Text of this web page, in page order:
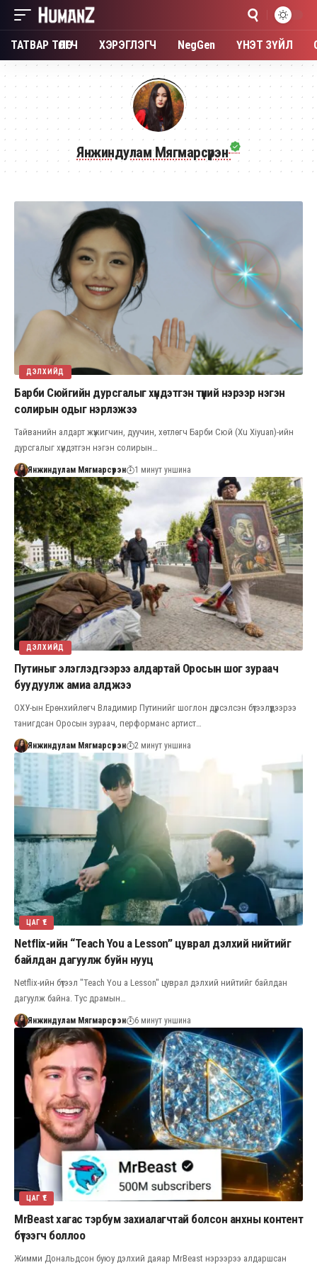
ТАТВАР ТӨЛӨГЧ ХЭРЭГЛЭГЧ NegGen ҮНЭТ ЗҮЙЛ
Янжиндулам Мягмарсүрэн
ДЭЛХИЙД
Барби Сюйгийн дурсгалыг хүндэтгэн түүний нэрээр нэгэн
солирын одыг нэрлэжээ
Тайванийн алдарт жүжигчин, дуучин, хөтлөгч Барби Сюй (Xu Xiyuan)-ийн
дурсгалыг хүндэтгэн нэгэн солирын…
Янжиндулам Мягмарсүрэн 1 минут уншина
ДЭЛХИЙД
Путиныг элэглэдгээрээ алдартай Оросын шог зураач
буудуулж амиа алджээ
ОХУ-ын Ерөнхийлөгч Владимир Путинийг шоглон дүрсэлсэн бүтээлүүдээрээ
танигдсан Оросын зураач, перформанс артист…
Янжиндулам Мягмарсүрэн 2 минут уншина
ЦАГ ҮЕ
Netflix-ийн “Teach You a Lesson” цуврал дэлхий нийтийг
байлдан дагуулж буйн нууц
Netflix-ийн бүтээл "Teach You a Lesson" цуврал дэлхий нийтийг байлдан
дагуулж байна. Тус драмын…
Янжиндулам Мягмарсүрэн 6 минут уншина
ЦАГ ҮЕ
MrBeast хагас тэрбум захиалагчтай болсон анхны контент
бүтээгч боллоо
Жимми Дональдсон буюу дэлхий даяар MrBeast нэрээрээ алдаршсан